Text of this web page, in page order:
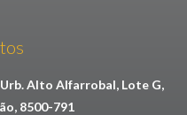
Urb. Alto Alfarrobal, Lote G,
8500-791